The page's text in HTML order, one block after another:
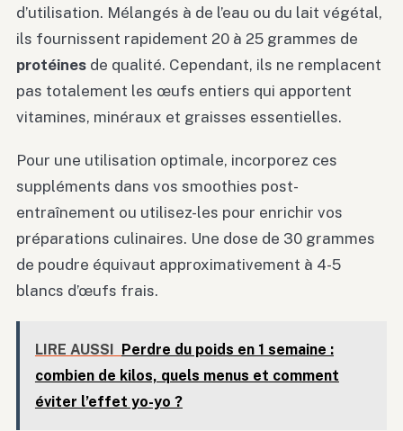
d’utilisation. Mélangés à de l’eau ou du lait végétal,
ils fournissent rapidement 20 à 25 grammes de
protéines de qualité. Cependant, ils ne remplacent
pas totalement les œufs entiers qui apportent
vitamines, minéraux et graisses essentielles.
Pour une utilisation optimale, incorporez ces
suppléments dans vos smoothies post-
entraînement ou utilisez-les pour enrichir vos
préparations culinaires. Une dose de 30 grammes
de poudre équivaut approximativement à 4-5
blancs d’œufs frais.
LIRE AUSSI Perdre du poids en 1 semaine :
combien de kilos, quels menus et comment
éviter l’effet yo-yo ?